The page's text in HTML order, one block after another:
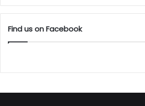
Find us on Facebook